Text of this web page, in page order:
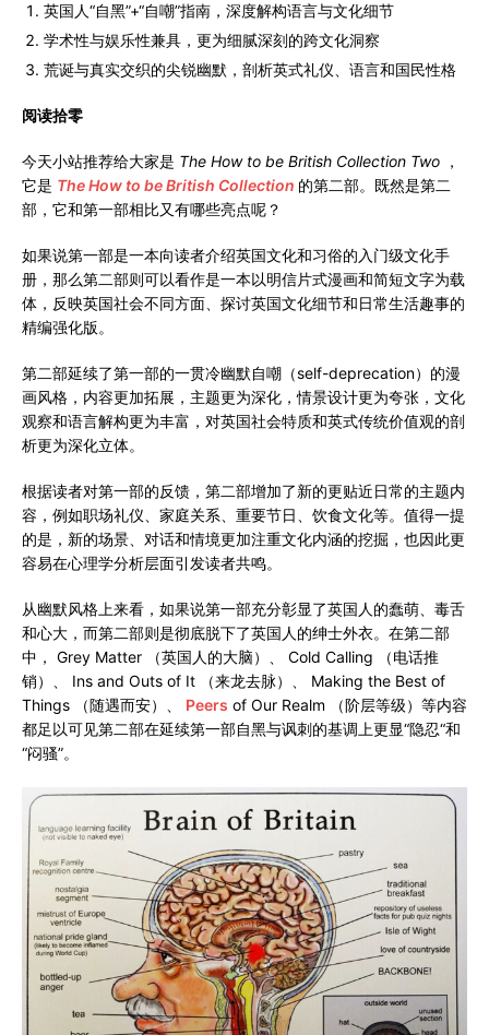
英国人“自黑”+“自嘲”指南，深度解构语言与文化细节
学术性与娱乐性兼具，更为细腻深刻的跨文化洞察
荒诞与真实交织的尖锐幽默，剖析英式礼仪、语言和国民性格
阅读拾零
今天小站推荐给大家是 The How to be British Collection Two ，
它是 The How to be British Collection 的第二部。既然是第二
部，它和第一部相比又有哪些亮点呢？
如果说第一部是一本向读者介绍英国文化和习俗的入门级文化手
册，那么第二部则可以看作是一本以明信片式漫画和简短文字为载
体，反映英国社会不同方面、探讨英国文化细节和日常生活趣事的
精编强化版。
第二部延续了第一部的一贯冷幽默自嘲（self-deprecation）的漫
画风格，内容更加拓展，主题更为深化，情景设计更为夸张，文化
观察和语言解构更为丰富，对英国社会特质和英式传统价值观的剖
析更为深化立体。
根据读者对第一部的反馈，第二部增加了新的更贴近日常的主题内
容，例如职场礼仪、家庭关系、重要节日、饮食文化等。值得一提
的是，新的场景、对话和情境更加注重文化内涵的挖掘，也因此更
容易在心理学分析层面引发读者共鸣。
从幽默风格上来看，如果说第一部充分彰显了英国人的蠢萌、毒舌
和心大，而第二部则是彻底脱下了英国人的绅士外衣。在第二部
中， Grey Matter （英国人的大脑）、 Cold Calling （电话推
销）、 Ins and Outs of It （来龙去脉）、 Making the Best of
Things （随遇而安）、 Peers of Our Realm （阶层等级）等内容
都足以可见第二部在延续第一部自黑与讽刺的基调上更显“隐忍“和
“闷骚”。